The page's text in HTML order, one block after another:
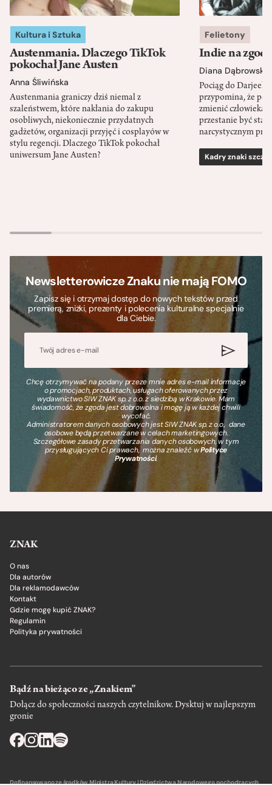
Kultura i Sztuka
Austenmania. Dlaczego TikTok
pokochał Jane Austen
Anna Śliwińska
Austenmania graniczy dziś niemal z
szaleństwem, które nakłania do zakupu
osobliwych, niekoniecznie przydatnych
gadżetów, organizacji przyjęć i cosplayów w
stylu regencji. Dlaczego TikTok pokochał
uniwersum Jane Austen?
Felietony
Indie na
Diana Dąbrowska
Pociąg do
przypomina, że
zmienić człowieka
przestanie być
narcystycznym
Kadry znaki
Newsletterowicze Znaku nie mają FOMO
Zapisz się i otrzymaj dostęp do nowych tekstów przed
premierą, zniżki, prezenty i polecenia kulturalne specjalnie
dla Ciebie.
Chcę otrzymywać na podany przeze mnie adres e-mail informacje
o promocjach, produktach, usługach oferowanych przez
wydawnictwo SIW ZNAK sp. z o.o. z siedzibą w Krakowie. Mam
świadomość, że zgoda jest dobrowolna i mogę ją w każdej chwili
wycofać.
Administratorem danych osobowych jest SIW ZNAK sp. z o.o., dane
osobowe będą przetwarzane w celach marketingowych.
Szczegółowe zasady przetwarzania danych osobowych, w tym
przysługujących Ci prawach, można znaleźć wPolityce
Prywatności.
ZNAK
O nas
Dla autorów
Dla reklamodawców
Kontakt
Gdzie mogę kupić ZNAK?
Regulamin
Polityka prywatności
Bądź na bieżąco ze „Znakiem”
Dołącz do społeczności naszych czytelnikow. Dysktuj w najlepszym
gronie
Dofinansowano ze środków Ministra Kultury i Dziedzictwa Narodowego pochodzących